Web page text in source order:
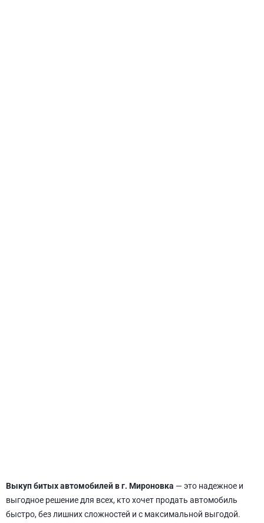
Выкуп битых автомобилей в г. Мироновка — это надежное и
выгодное решение для всех, кто хочет продать автомобиль
быстро, без лишних сложностей и с максимальной выгодой.